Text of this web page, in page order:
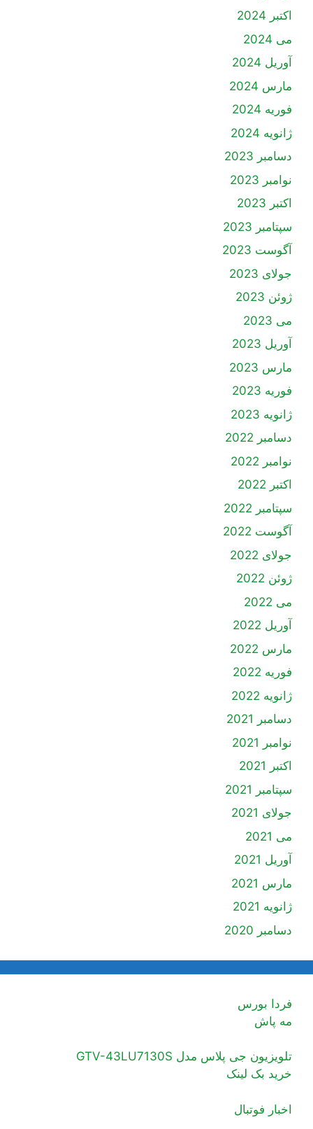
اکتبر 2024
می 2024
آوریل 2024
مارس 2024
فوریه 2024
ژانویه 2024
دسامبر 2023
نوامبر 2023
اکتبر 2023
سپتامبر 2023
آگوست 2023
جولای 2023
ژوئن 2023
می 2023
آوریل 2023
مارس 2023
فوریه 2023
ژانویه 2023
دسامبر 2022
نوامبر 2022
اکتبر 2022
سپتامبر 2022
آگوست 2022
جولای 2022
ژوئن 2022
می 2022
آوریل 2022
مارس 2022
فوریه 2022
ژانویه 2022
دسامبر 2021
نوامبر 2021
اکتبر 2021
سپتامبر 2021
جولای 2021
می 2021
آوریل 2021
مارس 2021
ژانویه 2021
دسامبر 2020
فردا بورس
مه پاش
تلویزیون جی پلاس مدل GTV-43LU7130S
خرید بک لینک
اخبار فوتبال